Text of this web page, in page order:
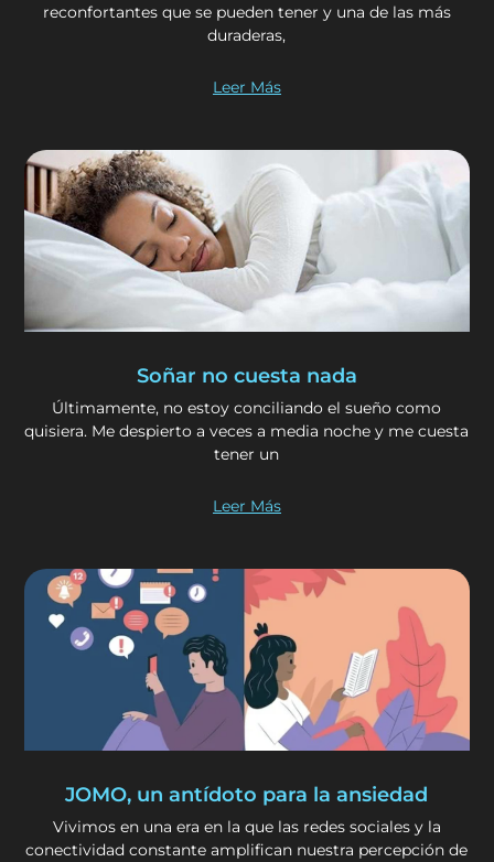
reconfortantes que se pueden tener y una de las más
duraderas,
Leer Más
Soñar no cuesta nada
Últimamente, no estoy conciliando el sueño como
quisiera. Me despierto a veces a media noche y me cuesta
tener un
Leer Más
JOMO, un antídoto para la ansiedad
Vivimos en una era en la que las redes sociales y la
conectividad constante amplifican nuestra percepción de